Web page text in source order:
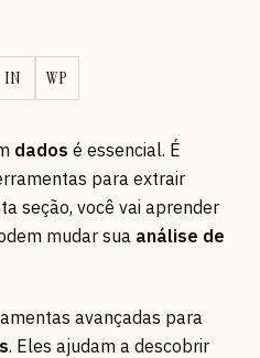
IN WP
dados é essencial. É
para extrair
seção, você vai aprender
mudar sua análise de
avançadas para
. Eles ajudam a descobrir